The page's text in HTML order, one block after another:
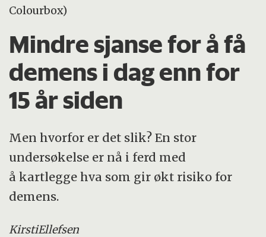
Colourbox)
Mindre sjanse for å få
demens i dag enn for
15 år siden
Men hvorfor er det slik? En stor
undersøkelse er nå i ferd med
å kartlegge hva som gir økt risiko for
demens.
KirstiEllefsen